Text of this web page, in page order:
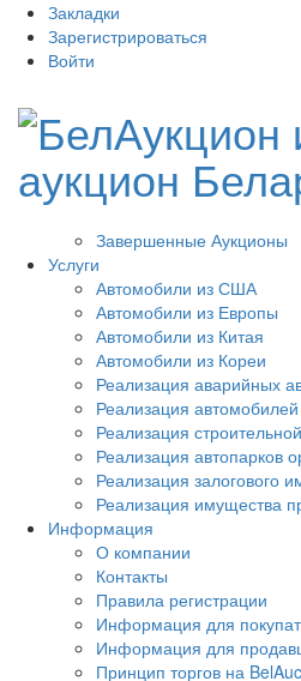
Закладки
Зарегистрироваться
Войти
Завершенные Аукционы
Услуги
Автомобили из США
Автомобили из Европы
Автомобили из Китая
Автомобили из Кореи
Реализация аварийных
Реализация
Реализация
Реализация автопарков
Реализация залогового
Реализация имущества
Информация
О компании
Контакты
Правила регистрации
Информация для
Информация для
Принцип торгов на